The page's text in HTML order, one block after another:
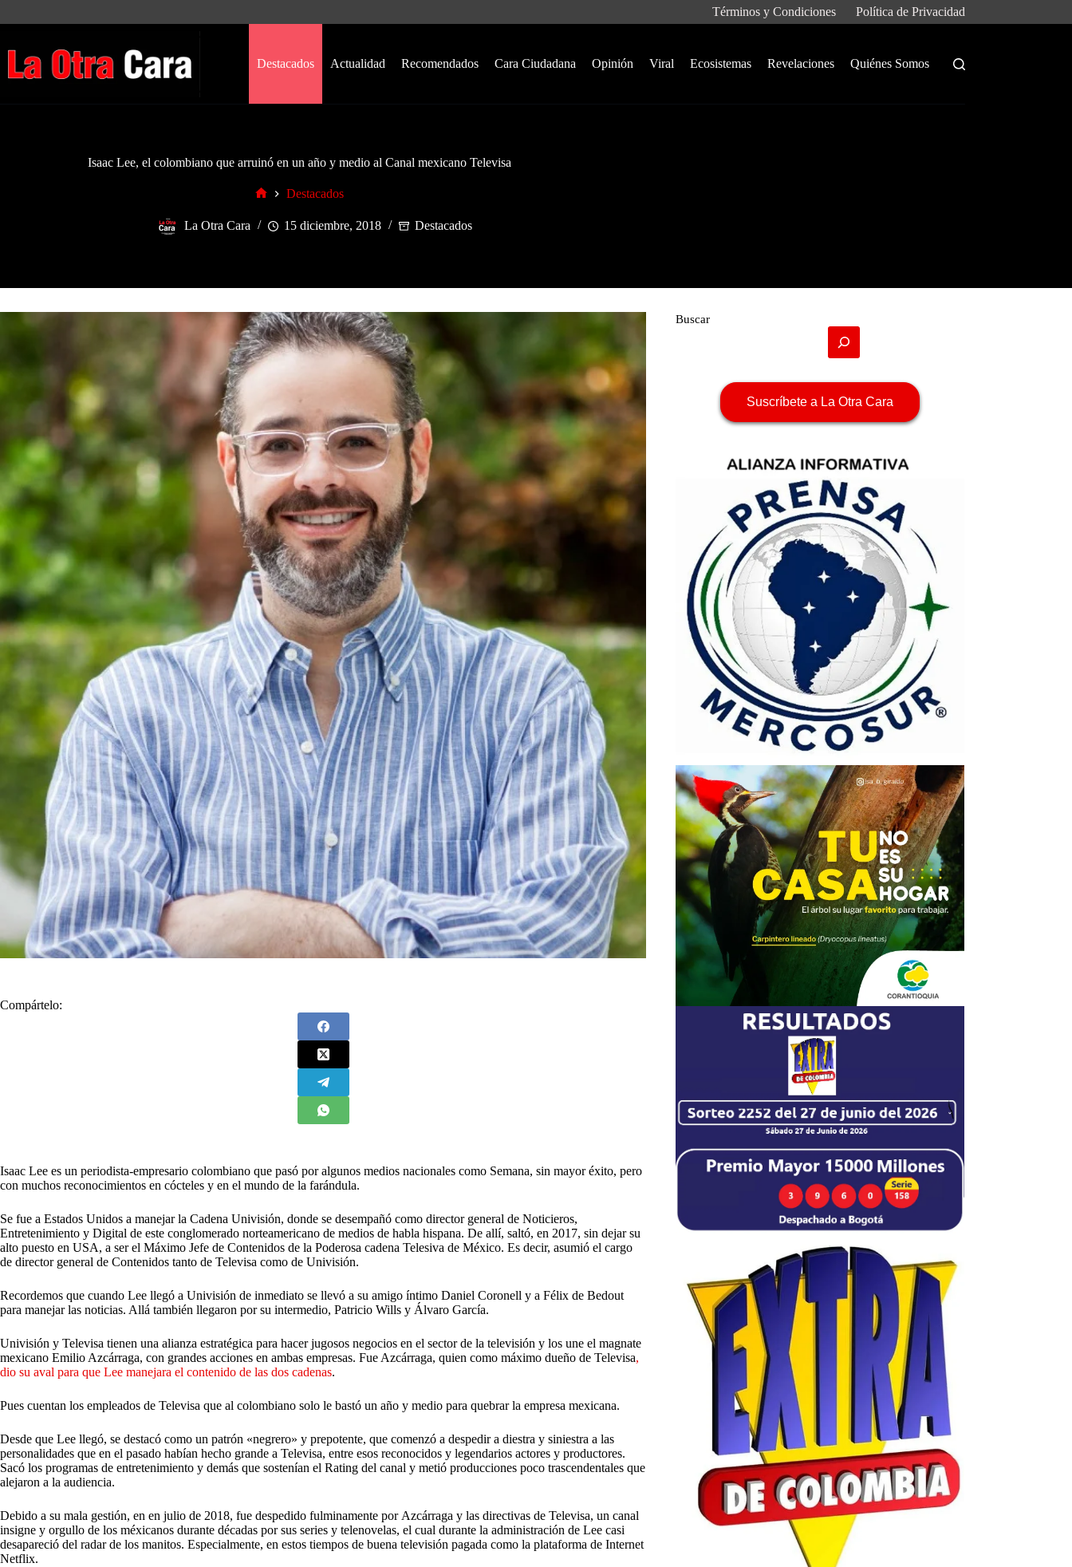
Términos y Condiciones Política de Privacidad
Destacados Actualidad Recomendados Cara Ciudadana Opinión Viral Ecosistemas Revelaciones Quiénes Somos
Isaac Lee, el colombiano que arruinó en un año y medio al Canal mexicano Televisa
Destacados
La Otra Cara 15 diciembre, 2018 Destacados
Compártelo:
Isaac Lee es un periodista-empresario colombiano que pasó por algunos medios nacionales como Semana, sin mayor éxito, pero
con muchos reconocimientos en cócteles y en el mundo de la farándula.
Se fue a Estados Unidos a manejar la Cadena Univisión, donde se desempañó como director general de Noticieros,
Entretenimiento y Digital de este conglomerado norteamericano de medios de habla hispana. De allí, saltó, en 2017, sin dejar su
alto puesto en USA, a ser el Máximo Jefe de Contenidos de la Poderosa cadena Telesiva de México. Es decir, asumió el cargo
de director general de Contenidos tanto de Televisa como de Univisión.
Recordemos que cuando Lee llegó a Univisión de inmediato se llevó a su amigo íntimo Daniel Coronell y a Félix de Bedout
para manejar las noticias. Allá también llegaron por su intermedio, Patricio Wills y Álvaro García.
Univisión y Televisa tienen una alianza estratégica para hacer jugosos negocios en el sector de la televisión y los une el magnate
mexicano Emilio Azcárraga, con grandes acciones en ambas empresas. Fue Azcárraga, quien como máximo dueño de Televisa,
dio su aval para que Lee manejara el contenido de las dos cadenas.
Pues cuentan los empleados de Televisa que al colombiano solo le bastó un año y medio para quebrar la empresa mexicana.
Desde que Lee llegó, se destacó como un patrón «negrero» y prepotente, que comenzó a despedir a diestra y siniestra a las
personalidades que en el pasado habían hecho grande a Televisa, entre esos reconocidos y legendarios actores y productores.
Sacó los programas de entretenimiento y demás que sostenían el Rating del canal y metió producciones poco trascendentales que
alejaron a la audiencia.
Debido a su mala gestión, en en julio de 2018, fue despedido fulminamente por Azcárraga y las directivas de Televisa, un canal
insigne y orgullo de los méxicanos durante décadas por sus series y telenovelas, el cual durante la administración de Lee casi
desapareció del radar de los manitos. Especialmente, en estos tiempos de buena televisión pagada como la plataforma de Internet
Netflix.
Buscar
Suscríbete a La Otra Cara